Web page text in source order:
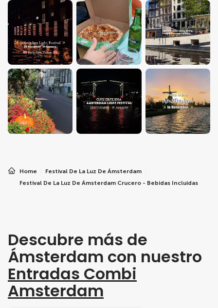
Home
Festival De La Luz De Ámsterdam
Festival De La Luz De Ámsterdam Crucero - Bebidas Incluidas
Descubre más de
Ámsterdam con nuestro
Entradas Combi
Amsterdam